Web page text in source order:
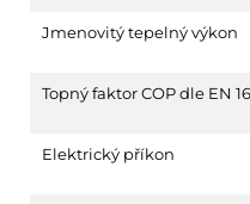
Jmenovitý tepelný výkon
Topný faktor COP dle EN
Elektrický příkon